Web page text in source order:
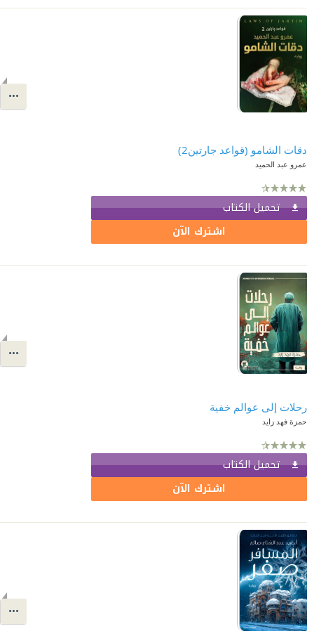
دقات الشامو (قواعد جارتين2)
عمرو عبد الحميد
تحميل الكتاب
اشترك الآن
رحلات إلى عوالم خفية
حمزة فهد زايد
تحميل الكتاب
اشترك الآن